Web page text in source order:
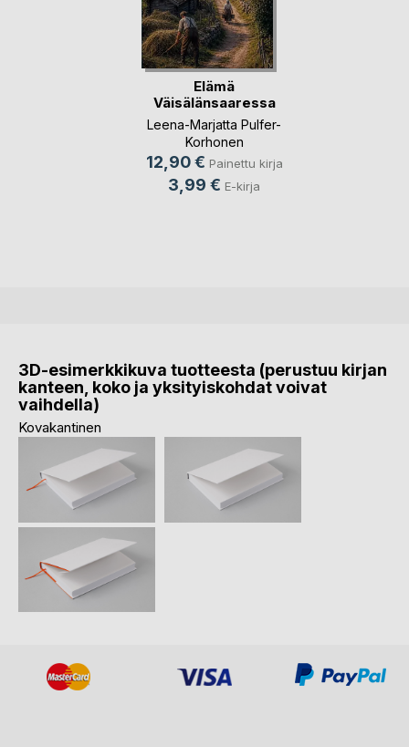
Elämä
Väisälänsaaressa
Leena-Marjatta Pulfer-
Korhonen
12,90 € Painettu kirja
3,99 € E-kirja
3D-esimerkkikuva tuotteesta (perustuu kirjan
kanteen, koko ja yksityiskohdat voivat
vaihdella)
Kovakantinen